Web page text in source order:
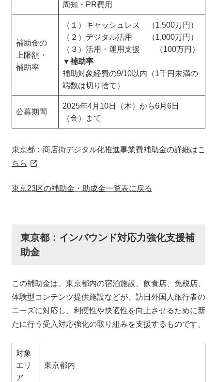
周知・PR費用
補助金の
上限額・
補助率
（１）キャッシュレス （1,500万円）
（２）デジタル活用 （1,000万円）
（３）活用・運用支援 （100万円）
▼補助率
補助対象経費の9/10以内（1千円未満の
端数は切り捨て）
公募期間
2025年4月10日（木）から6月6日
（金）まで
東京都：商店街デジタル化推進事業費補助金の詳細はこ
ちら
東京23区の補助金・助成金一覧表に戻る
東京都：インバウンド対応力強化支援補
助金
この補助金は、東京都内の宿泊施設、飲食店、免税店、
体験型コンテンツ提供施設などが、訪日外国人旅行者の
ニーズに対応し、利便性や快適性を向上させるために新
たに行う受入対応強化の取り組みを支援するものです。
対象
エリ
ア
東京都内